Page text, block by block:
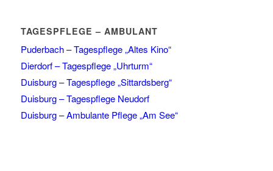
TAGESPFLEGE – AMBULANT
Puderbach – Tagespflege „Altes Kino“
Dierdorf – Tagespflege „Uhrturm“
Duisburg – Tagespflege „Sittardsberg“
Duisburg – Tagespflege Neudorf
Duisburg – Ambulante Pflege „Am See“